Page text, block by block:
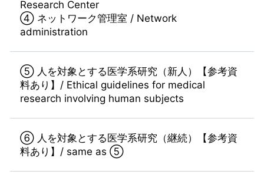
Research Center
④ ネットワーク管理室 / Network
administration
⑤ 人を対象とする医学系研究（新人）【参考資
料あり】/ Ethical guidelines for medical
research involving human subjects
⑥ 人を対象とする医学系研究（継続）【参考資
料あり】/ same as ⑤